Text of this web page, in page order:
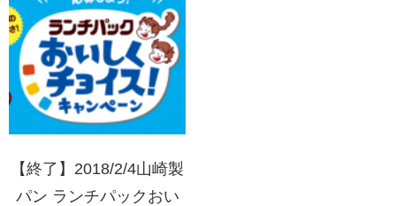
【終了】2018/2/4山崎製
パン ランチパックおい